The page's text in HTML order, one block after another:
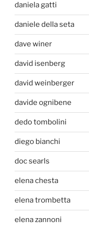
daniela gatti
daniele della seta
dave winer
david isenberg
david weinberger
davide ognibene
dedo tombolini
diego bianchi
doc searls
elena chesta
elena trombetta
elena zannoni